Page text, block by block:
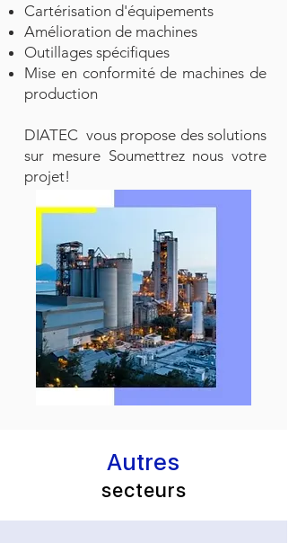
Cartérisation d'équipements
Amélioration de machines
Outillages spécifiques
Mise en conformité de machines de
production
DIATEC vous propose des solutions
sur mesure Soumettrez nous votre
projet!
Autres
secteurs